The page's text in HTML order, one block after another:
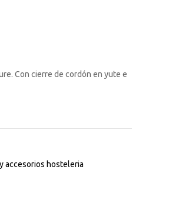
Con cierre de cordón en yute e
accesorios hosteleria